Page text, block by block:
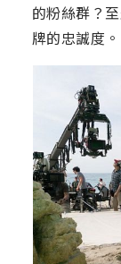
的粉絲群？
牌的忠誠度。